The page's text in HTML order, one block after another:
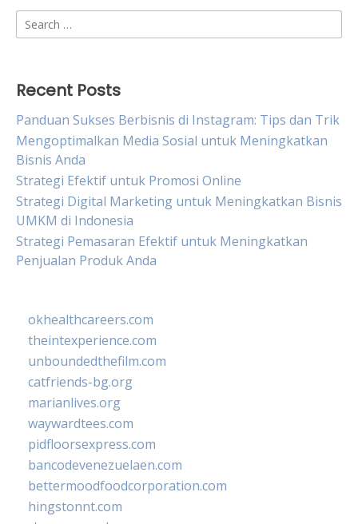
Search
for:
Recent Posts
Panduan Sukses Berbisnis di Instagram: Tips dan Trik
Mengoptimalkan Media Sosial untuk Meningkatkan
Bisnis Anda
Strategi Efektif untuk Promosi Online
Strategi Digital Marketing untuk Meningkatkan Bisnis
UMKM di Indonesia
Strategi Pemasaran Efektif untuk Meningkatkan
Penjualan Produk Anda
okhealthcareers.com
theintexperience.com
unboundedthefilm.com
catfriends-bg.org
marianlives.org
waywardtees.com
pidfloorsexpress.com
bancodevenezuelaen.com
bettermoodfoodcorporation.com
hingstonnt.com